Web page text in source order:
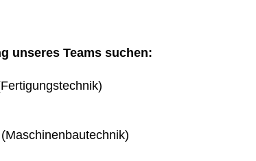
unseres Teams suchen: